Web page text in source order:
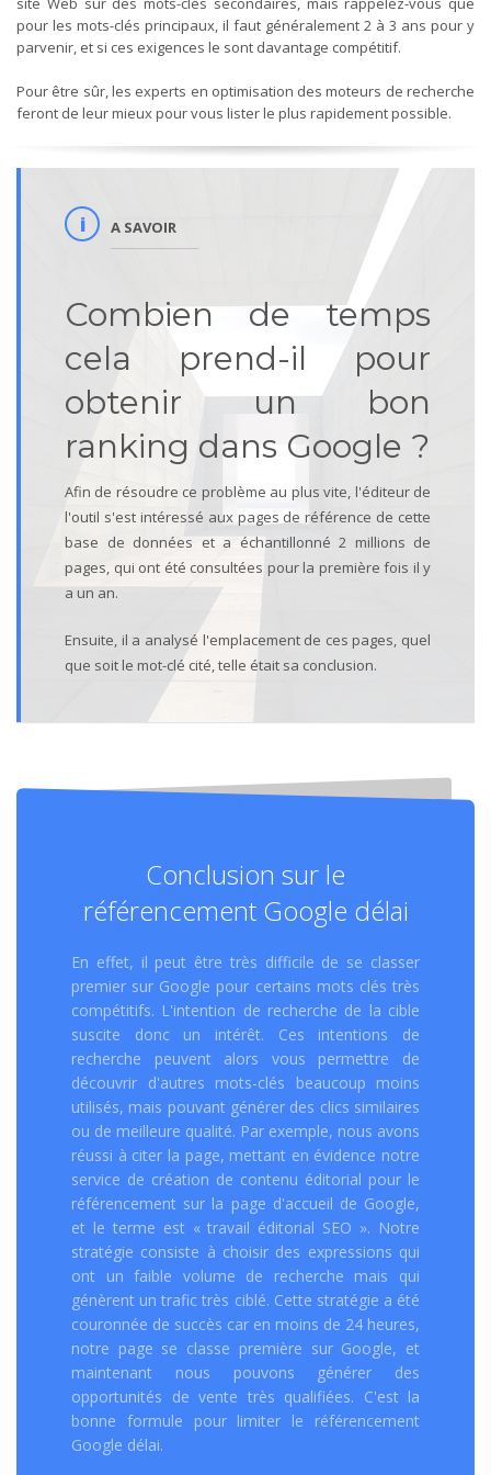
pour les mots-clés principaux, il faut généralement 2 à 3 ans pour y
parvenir, et si ces exigences le sont davantage compétitif.
Pour être sûr, les experts en optimisation des moteurs de recherche
feront de leur mieux pour vous lister le plus rapidement possible.
A SAVOIR
Combien de temps
cela prend-il pour
obtenir un bon
ranking dans Google ?
Afin de résoudre ce problème au plus vite, l'éditeur de
l'outil s'est intéressé aux pages de référence de cette
base de données et a échantillonné 2 millions de
pages, qui ont été consultées pour la première fois il y
a un an.
Ensuite, il a analysé l'emplacement de ces pages, quel
que soit le mot-clé cité, telle était sa conclusion.
Conclusion sur le
référencement Google délai
En effet, il peut être très difficile de se classer
premier sur Google pour certains mots clés très
compétitifs. L'intention de recherche de la cible
suscite donc un intérêt. Ces intentions de
recherche peuvent alors vous permettre de
découvrir d'autres mots-clés beaucoup moins
utilisés, mais pouvant générer des clics similaires
ou de meilleure qualité. Par exemple, nous avons
réussi à citer la page, mettant en évidence notre
service de création de contenu éditorial pour le
référencement sur la page d'accueil de Google,
et le terme est « travail éditorial SEO ». Notre
stratégie consiste à choisir des expressions qui
ont un faible volume de recherche mais qui
génèrent un trafic très ciblé. Cette stratégie a été
couronnée de succès car en moins de 24 heures,
notre page se classe première sur Google, et
maintenant nous pouvons générer des
opportunités de vente très qualifiées. C'est la
bonne formule pour limiter le référencement
Google délai.